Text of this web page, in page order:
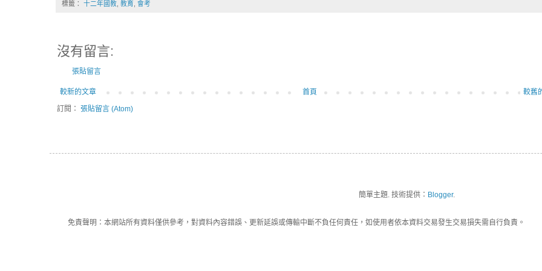
標籤： 十二年國教 教育 會考
沒有留言:
張貼留言
較新的文章 較舊
首頁
訂閱： 張貼留言 (Atom)
簡單主題. 技術提供： Blogger.
免責聲明：本網站所有資料僅供參考，對資料內容錯誤、更新延誤或傳輸中斷不負任何責任，如使用者依本資料交易發生交易損失需自行負責。